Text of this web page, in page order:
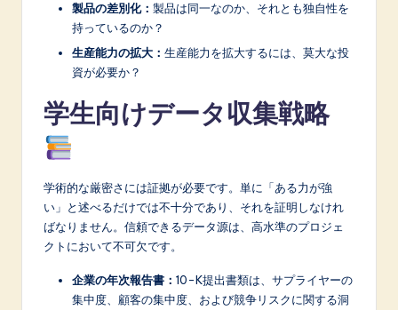
製品の差別化： 製品は同一なのか、それとも独自性を
持っているのか？
生産能力の拡大： 生産能力を拡大するには、莫大な投
資が必要か？
学生向けデータ収集戦略
学術的な厳密さには証拠が必要です。単に「ある力が強
い」と述べるだけでは不十分であり、それを証明しなけれ
ばなりません。信頼できるデータ源は、高水準のプロジェ
クトにおいて不可欠です。
企業の年次報告書： 10-K提出書類は、サプライヤーの
集中度、顧客の集中度、および競争リスクに関する洞